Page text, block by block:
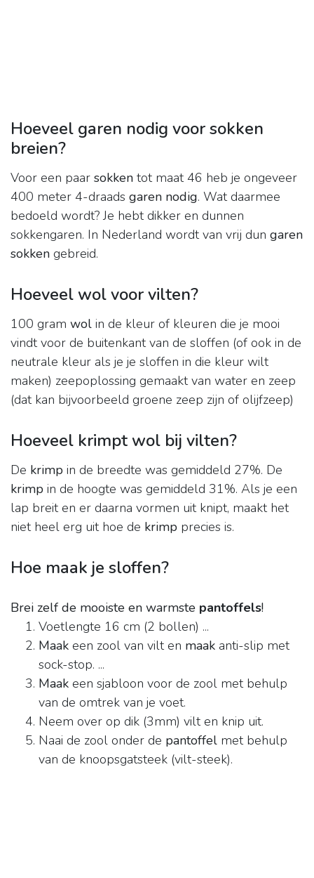
Hoeveel garen nodig voor sokken
breien?
Voor een paar sokken tot maat 46 heb je ongeveer
400 meter 4-draads garen nodig. Wat daarmee
bedoeld wordt? Je hebt dikker en dunnen
sokkengaren. In Nederland wordt van vrij dun garen
sokken gebreid.
Hoeveel wol voor vilten?
100 gram wol in de kleur of kleuren die je mooi
vindt voor de buitenkant van de sloffen (of ook in de
neutrale kleur als je je sloffen in die kleur wilt
maken) zeepoplossing gemaakt van water en zeep
(dat kan bijvoorbeeld groene zeep zijn of olijfzeep)
Hoeveel krimpt wol bij vilten?
De krimp in de breedte was gemiddeld 27%. De
krimp in de hoogte was gemiddeld 31%. Als je een
lap breit en er daarna vormen uit knipt, maakt het
niet heel erg uit hoe de krimp precies is.
Hoe maak je sloffen?
Brei zelf de mooiste en warmste pantoffels!
Voetlengte 16 cm (2 bollen) ...
Maak een zool van vilt en maak anti-slip met
sock-stop. ...
Maak een sjabloon voor de zool met behulp
van de omtrek van je voet.
Neem over op dik (3mm) vilt en knip uit.
Naai de zool onder de pantoffel met behulp
van de knoopsgatsteek (vilt-steek).